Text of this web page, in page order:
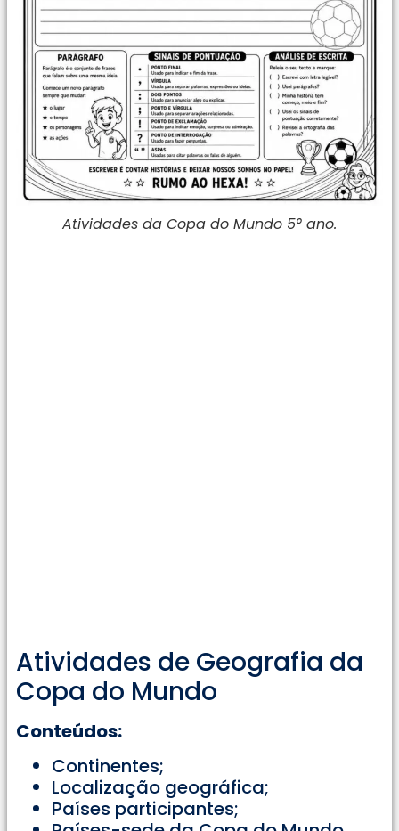
Atividades da Copa do Mundo 5° ano.
Atividades de Geografia da
Copa do Mundo
Conteúdos:
Continentes;
Localização geográfica;
Países participantes;